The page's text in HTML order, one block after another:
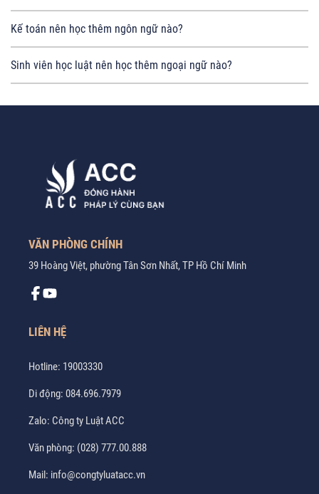
Kế toán nên học thêm ngôn ngữ nào?
Sinh viên học luật nên học thêm ngoại ngữ nào?
VĂN PHÒNG CHÍNH
39 Hoàng Việt, phường Tân Sơn Nhất, TP Hồ Chí Minh
LIÊN HỆ
Hotline: 19003330
Di động: 084.696.7979
Zalo: Công ty Luật ACC
Văn phòng: (028) 777.00.888
Mail: info@congtyluatacc.vn